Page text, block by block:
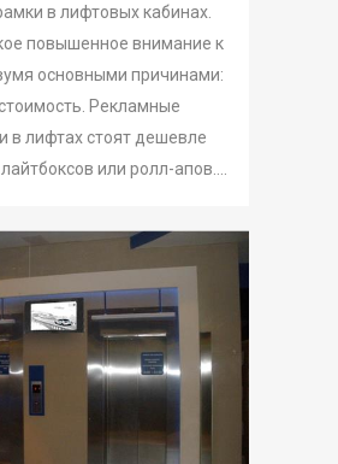
в лифтовых кабинах.
повышенное внимание к
основными причинами:
Рекламные
в лифтах стоят дешевле
или ролл-апов....